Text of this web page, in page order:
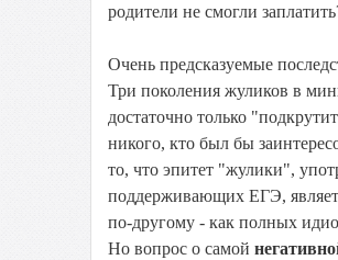
родители не смогли
Очень предсказуемые
Три поколения жуликов в
достаточно только
никого, кто был бы
то, что эпитет "жулики",
поддерживающих ЕГЭ,
по-другому - как полных
Но вопрос о самой